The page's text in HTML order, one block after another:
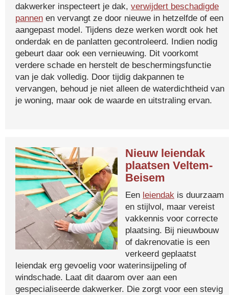
dakwerker inspecteert je dak, verwijdert beschadigde
pannen en vervangt ze door nieuwe in hetzelfde of een
aangepast model. Tijdens deze werken wordt ook het
onderdak en de panlatten gecontroleerd. Indien nodig
gebeurt daar ook een vernieuwing. Dit voorkomt
verdere schade en herstelt de beschermingsfunctie
van je dak volledig. Door tijdig dakpannen te
vervangen, behoud je niet alleen de waterdichtheid van
je woning, maar ook de waarde en uitstraling ervan.
Nieuw leiendak
plaatsen Veltem-
Beisem
Een leiendak is duurzaam
en stijlvol, maar vereist
vakkennis voor correcte
plaatsing. Bij nieuwbouw
of dakrenovatie is een
verkeerd geplaatst
leiendak erg gevoelig voor waterinsijpeling of
windschade. Laat dit daarom over aan een
gespecialiseerde dakwerker. Die zorgt voor een stevig